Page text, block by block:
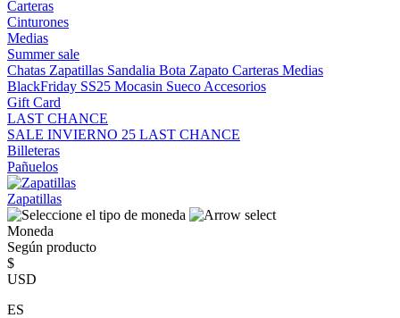
Carteras
Cinturones
Medias
Summer sale
Chatas Zapatillas Sandalia Bota Zapato Carteras Medias
BlackFriday SS25 Mocasin Sueco Accesorios
Gift Card
LAST CHANCE
SALE INVIERNO 25 LAST CHANCE
Billeteras
Pañuelos
Zapatillas
Moneda
Según producto
$
USD
ES